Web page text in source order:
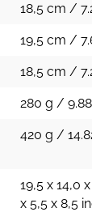
18,5 cm /
19,5 cm /
18,5 cm /
280 g /
420 g /
19,5 x 14,0
x 5,5 x 8,5